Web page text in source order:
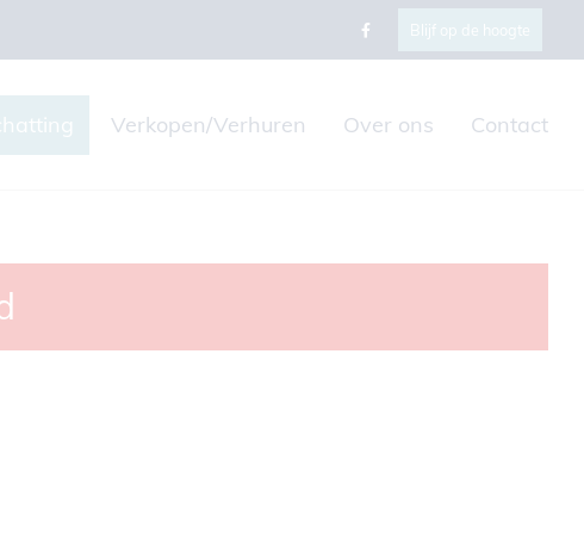
Blijf op de hoogte
Verkopen/Verhuren Over ons Contact